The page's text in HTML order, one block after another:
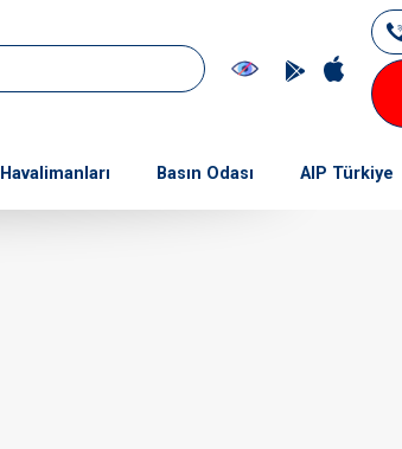
Havalimanları Basın Odası AIP Türkiye